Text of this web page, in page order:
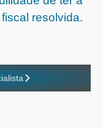
resolvida.